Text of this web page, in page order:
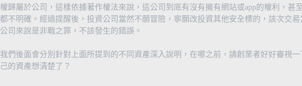
權歸屬於公司，這樣依據著作權法來說，這公司到底有沒有擁有網站或app的權利，甚
都不明確。經過提醒後，投資公司當然不願冒險，寧願改投資其他安全標的，該次交
公司來說是非戰之罪，不該發生的錯誤。
我們後面會分別針對上面所提到的不同資產深入說明，在哪之前，請創業者好好審視
己的資產想清楚了？